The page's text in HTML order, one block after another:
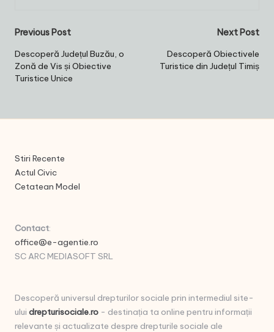
Post
navigation
Previous Post
Descoperă Județul Buzău, o
Zonă de Vis și Obiective
Turistice Unice
Next Post
Descoperă Obiectivele
Turistice din Județul Timiș
Stiri Recente
Actul Civic
Cetatean Model
Contact:
office@e-agentie.ro
SC ARC MEDIASOFT SRL
Descoperă universul drepturilor sociale prin intermediul site-
ului drepturisociale.ro - destinația ta online pentru informații
relevante și actualizate despre drepturile sociale ale